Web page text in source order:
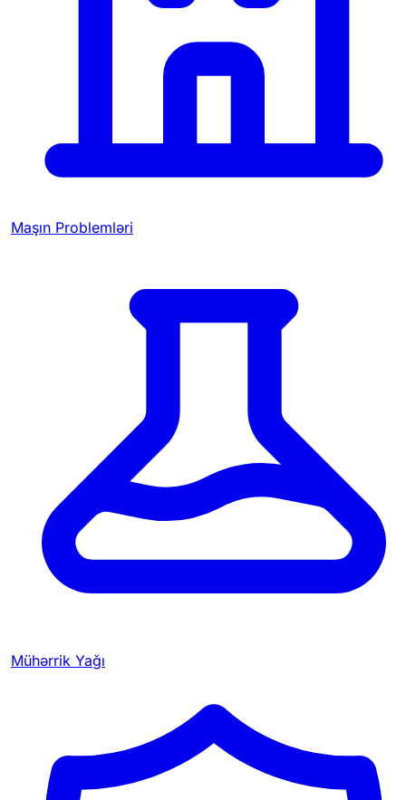
Maşın Problemləri
Mühərrik Yağı